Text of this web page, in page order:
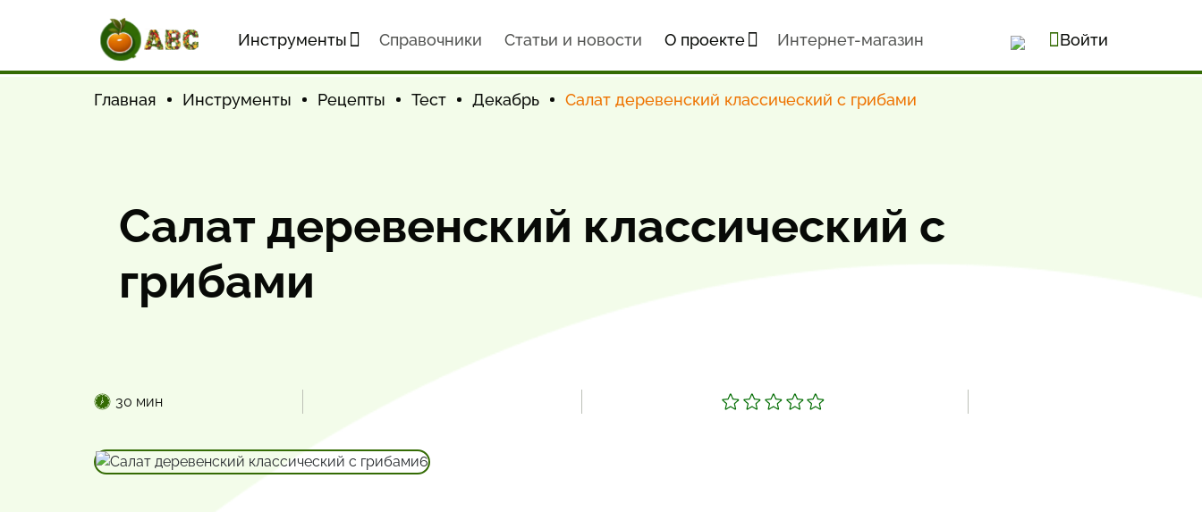
Инструменты Cправочники Статьи и новости О проекте Интернет-магазин Войти
Главная Инструменты Рецепты Тест Декабрь Салат деревенский классический с грибами
Салат деревенский классический с
грибами
30 мин